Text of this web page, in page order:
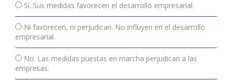
Sí. Sus medidas favorecen el desarrollo empresarial.
Ni favorecen, ni perjudican. No influyen en el desarrollo
empresarial.
No. Las medidas puestas en marcha perjudican a las
empresas.